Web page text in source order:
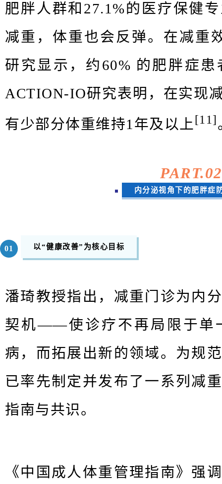
肥胖人群和27.1%的医疗保健
减重，体重也会反弹。在减重
研究显示，约60% 的肥胖症
ACTION-IO研究表明，在实现
有少部分体重维持1年及以上 [11]
PART.02
内分泌视角下的肥胖症
01 以“健康改善”为核心目标
潘琦教授指出，减重门诊为内
契机——使诊疗不再局限于单
病，⽽拓展出新的领域。为规
已率先制定并发布了⼀系列减
指南与共识。
《中国成人体重管理指南》强